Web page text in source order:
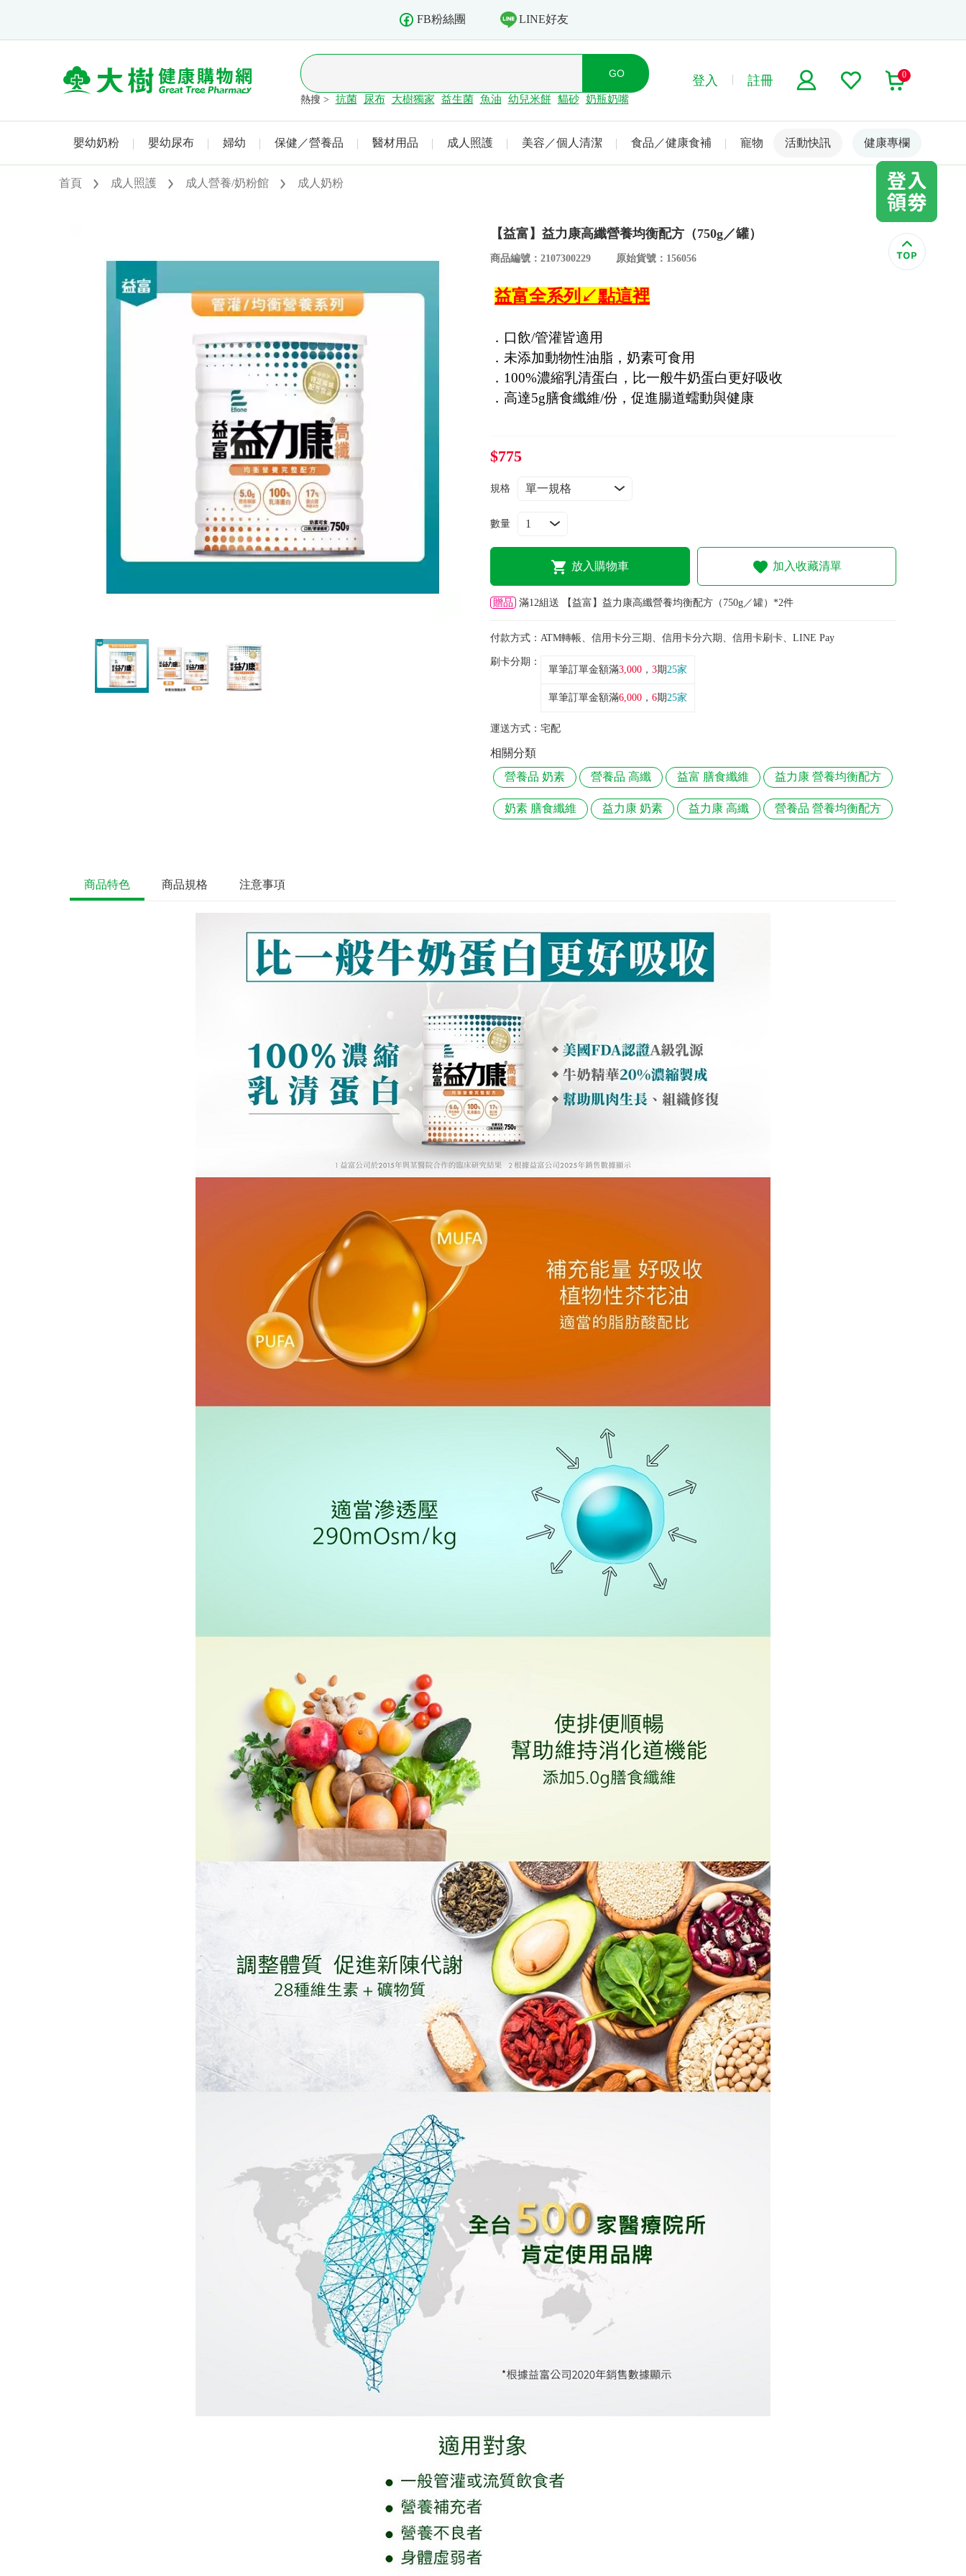
FB粉絲團 LINE好友
熱搜 > 抗菌 尿布 大樹獨家 益生菌 魚油 幼兒米餅 貓砂 奶瓶奶嘴
登入 註冊 0
嬰幼奶粉 嬰幼尿布 婦幼 保健／營養品 醫材用品 成人照護 美容／個人清潔 食品／健康食補 寵物 名人嚴選
活動快訊 健康專欄
首頁 成人照護 成人營養/奶粉館 成人奶粉
【益富】益力康高纖營養均衡配方（750g／罐）
商品編號：2107300229 原始貨號：156056
益富全系列↙點這裡
．口飲/管灌皆適用
．未添加動物性油脂，奶素可食用
．100%濃縮乳清蛋白，比一般牛奶蛋白更好吸收
．高達5g膳食纖維/份，促進腸道蠕動與健康
$775
規格
數量
放入購物車 加入收藏清單
贈品 滿12組送 【益富】益力康高纖營養均衡配方（750g／罐）*2件
付款方式： ATM轉帳、信用卡分三期、信用卡分六期、信用卡刷卡、LINE Pay
刷卡分期：
單筆訂單金額滿3,000 ， 3期25家
單筆訂單金額滿6,000 ， 6期25家
運送方式： 宅配
相關分類
營養品 奶素
營養品 高纖 益富 膳食纖維 益力康 營養均衡配方
奶素 膳食纖維 益力康 奶素 益力康 高纖 營養品 營養均衡配方
商品特色 商品規格 注意事項